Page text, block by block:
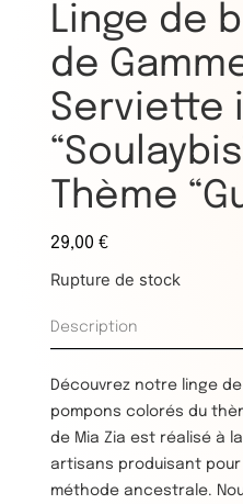
Linge de
de
Serviette
Thème
29,00 €
Rupture de stock
Description
Découvrez notre linge
pompons colorés du
de Mia Zia est réalisé à
artisans produisant
méthode ancestrale.